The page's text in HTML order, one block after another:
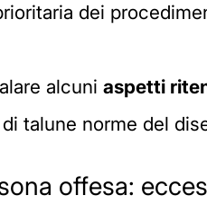
dei
alcuni aspetti
talune norme del
offesa: